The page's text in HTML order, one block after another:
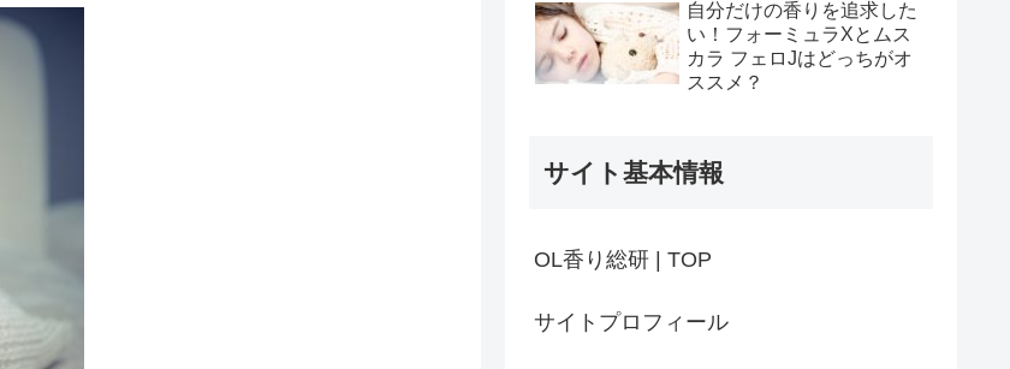
自分だけの香りを追求した
い！フォーミュラXとムス
カラ フェロJはどっちがオ
ススメ？
サイト基本情報
OL香り総研 | TOP
サイトプロフィール